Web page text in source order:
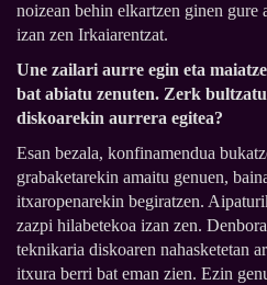
noizean behin elkartzen ginen gure
izan zen Irkaiarentzat.
Une zailari aurre egin eta
bat abiatu zenuten. Zerk
diskoarekin aurrera egitea?
Esan bezala, konfinamendua
grabaketarekin amaitu genuen,
itxaropenarekin begiratzen.
zazpi hilabetekoa izan zen.
teknikaria diskoaren nahasketetan
itxura berri bat eman zien. Ezin